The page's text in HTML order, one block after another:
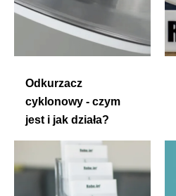
Odkurzacz
cyklonowy - czym
jest i jak działa?